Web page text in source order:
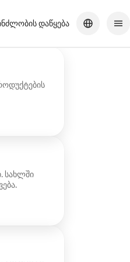
დაწყება
სახლში